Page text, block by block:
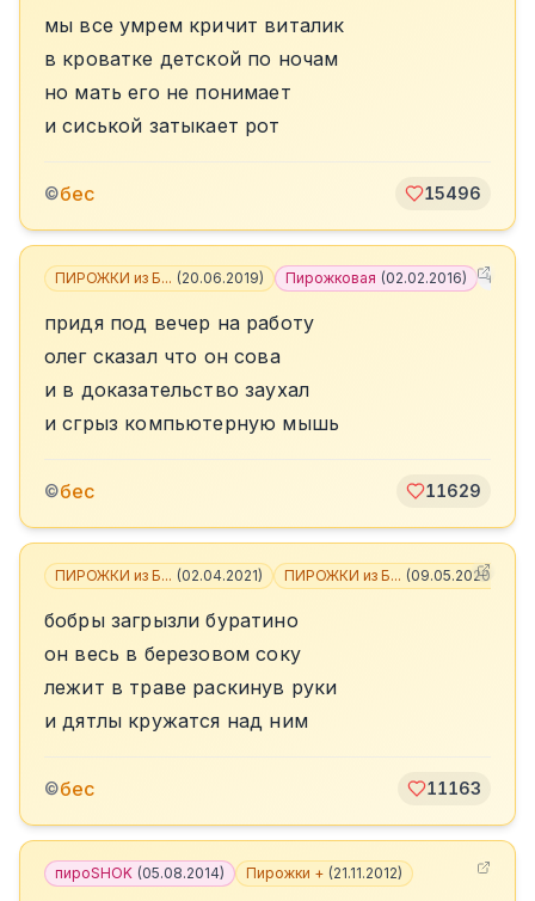
мы все умрем кричит виталик
в кроватке детской по ночам
но мать его не понимает
и сиськой затыкает рот
©бес 15496
ПИРОЖКИ из Б... (20.06.2019) Пирожковая (02.02.2016) +
придя под вечер на работу
олег сказал что он сова
и в доказательство заухал
и сгрыз компьютерную мышь
©бес 11629
ПИРОЖКИ из Б... (02.04.2021) ПИРОЖКИ из Б... (09.05.2020
бобры загрызли буратино
он весь в березовом соку
лежит в траве раскинув руки
и дятлы кружатся над ним
©бес 11163
пироSHOK (05.08.2014) Пирожки + (21.11.2012)